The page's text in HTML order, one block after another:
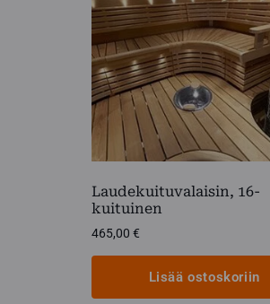
Laudekuituvalaisin, 16-
kuituinen
465,00 €
Lisää ostoskoriin